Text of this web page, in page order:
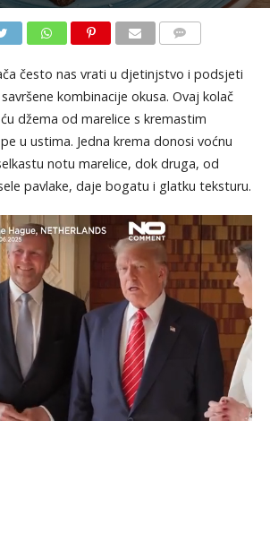
često nas vrati u djetinjstvo i podsjeti
kombinacije okusa. Ovaj kolač
džema od marelice s kremastim
u ustima. Jedna krema donosi voćnu
notu marelice, dok druga, od
pavlake, daje bogatu i glatku teksturu.